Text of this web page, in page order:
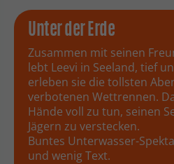
Unter der Erde
Zusammen mit seinen
lebt Leevi in Seeland, tief
erleben sie die tollsten
verbotenen Wettrennen.
Hände voll zu tun, seinen
Jägern zu verstecken.
Buntes Unterwasser-
und wenig Text.